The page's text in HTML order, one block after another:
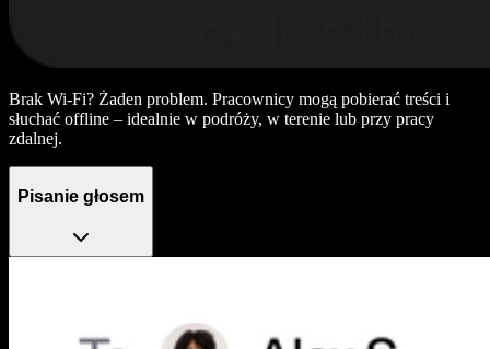
Brak Wi‑Fi? Żaden problem. Pracownicy mogą pobierać treści i
słuchać offline – idealnie w podróży, w terenie lub przy pracy
zdalnej.
Pisanie głosem